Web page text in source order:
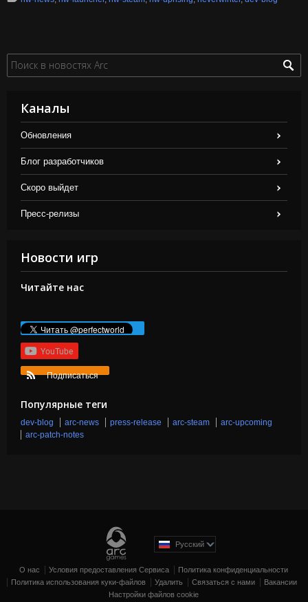
Каналы
Обновления
Блог разработчиков
Скоро выйдет
Пресс-релизы
Новости игр
Читайте нас
YouTube
Подписаться
Популярные теги
dev-blog arc-news press-release arc-steam
arc-upcoming
arc-patch-notes
Pусский
О нас Условия предоставления Сервиса
Политика конфиденциальности
Политика использования куки-файлов
Удалить Связаться с нами
Вакансии
Настройки файлов cookie